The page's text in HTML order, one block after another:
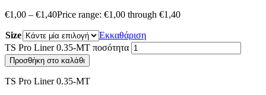
€1,00 – €1,40Price range: €1,00 through €1,40
Size
Εκκαθάριση
TS Pro Liner 0.35-MT ποσότητα
Προσθήκη στο καλάθι
TS Pro Liner 0.35-MT